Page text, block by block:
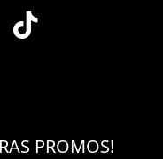
PROMOS!